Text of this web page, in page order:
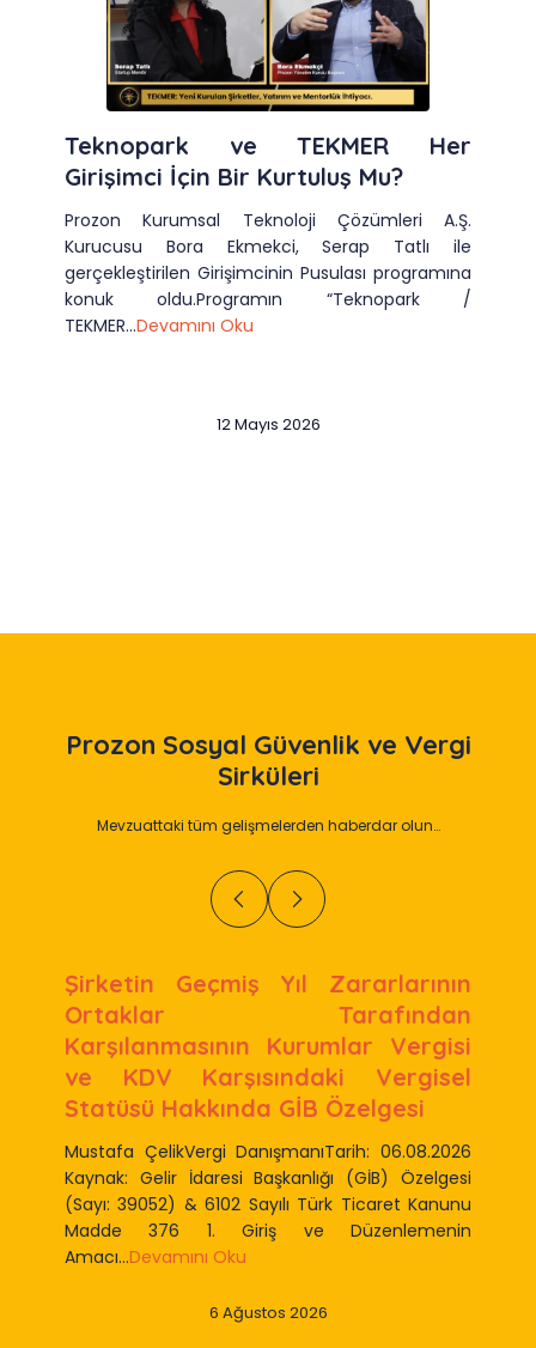
Teknopark ve TEKMER Her
Girişimci İçin Bir Kurtuluş Mu?
Prozon Kurumsal Teknoloji Çözümleri A.Ş.
Kurucusu Bora Ekmekci, Serap Tatlı ile
gerçekleştirilen Girişimcinin Pusulası programına
konuk oldu.Programın “Teknopark /
TEKMER...Devamını Oku
12 Mayıs 2026
Prozon Sosyal Güvenlik ve Vergi
Sirküleri
Mevzuattaki tüm gelişmelerden haberdar olun…
Şirketin Geçmiş Yıl Zararlarının
Ortaklar Tarafından
Karşılanmasının Kurumlar Vergisi
ve KDV Karşısındaki Vergisel
Statüsü Hakkında GİB Özelgesi
Mustafa ÇelikVergi DanışmanıTarih: 06.08.2026
Kaynak: Gelir İdaresi Başkanlığı (GİB) Özelgesi
(Sayı: 39052) & 6102 Sayılı Türk Ticaret Kanunu
Madde 376 1. Giriş ve Düzenlemenin
Amacı...Devamını Oku
6 Ağustos 2026